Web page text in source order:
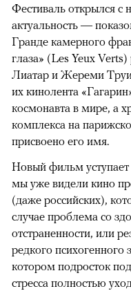
Фестиваль открылся с
актуальность —
Гранде камерного
глаза» (Les Yeux
Лиатар и Жереми
их кинолента
космонавта в мире, а
комплекса на
присвоено его имя.
Новый фильм уступает
мы уже видели кино
(даже российских),
случае проблема со
отстраненности, или
редкого психогенного
котором подросток
стресса полностью